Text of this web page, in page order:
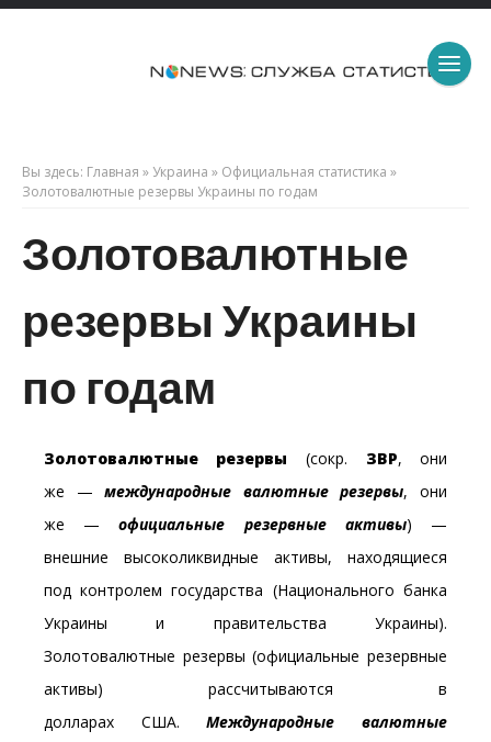
Вы здесь: Главная » Украина » Официальная статистика »
Золотовалютные резервы Украины по годам
Золотовалютные
резервы Украины
по годам
Золотовалютные резервы (сокр. ЗВР, они
же —международные валютные резервы, они
же —официальные резервные активы) —
внешние высоколиквидные активы, находящиеся
под контролем государства (Национального банка
Украины и правительства Украины).
Золотовалютные резервы (официальные резервные
активы) рассчитываются в
долларах США.Международные валютные